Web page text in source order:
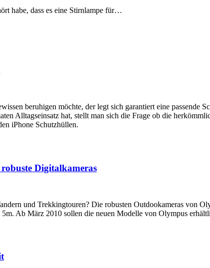
habe, dass es eine Stirnlampe für…
beruhigen möchte, der legt sich garantiert eine passende
Alltagseinsatz hat, stellt man sich die Frage ob die
iPhone Schutzhüllen.
Digitalkameras
und Trekkingtouren? Die robusten Outdookameras von
5m. Ab März 2010 sollen die neuen Modelle von Olympus